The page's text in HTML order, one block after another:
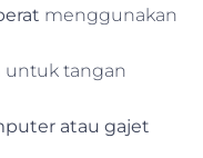
menggunakan
untuk tangan
atau gajet